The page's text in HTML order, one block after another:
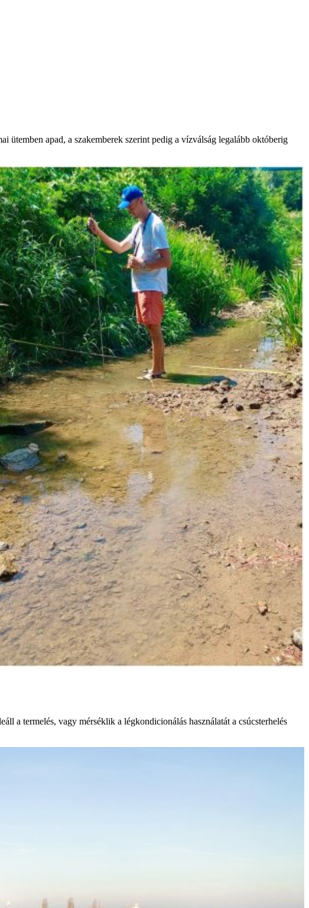
ütemben apad, a szakemberek szerint pedig a vízválság legalább októberig
a termelés, vagy mérséklik a légkondicionálás használatát a csúcsterhelés